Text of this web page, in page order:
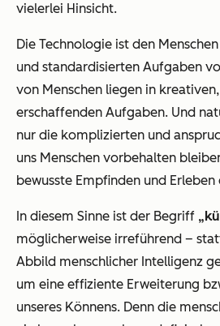
vielerlei Hinsicht.
Die Technologie ist den
und standardisierten Aufgaben
von Menschen liegen in
erschaffenden Aufgaben. Und
nur die komplizierten und
uns Menschen vorbehalten
bewusste Empfinden und
In diesem Sinne ist der Begriff
möglicherweise irreführend –
Abbild menschlicher Intelligenz
um eine effiziente Erweiterung
unseres Könnens. Denn die